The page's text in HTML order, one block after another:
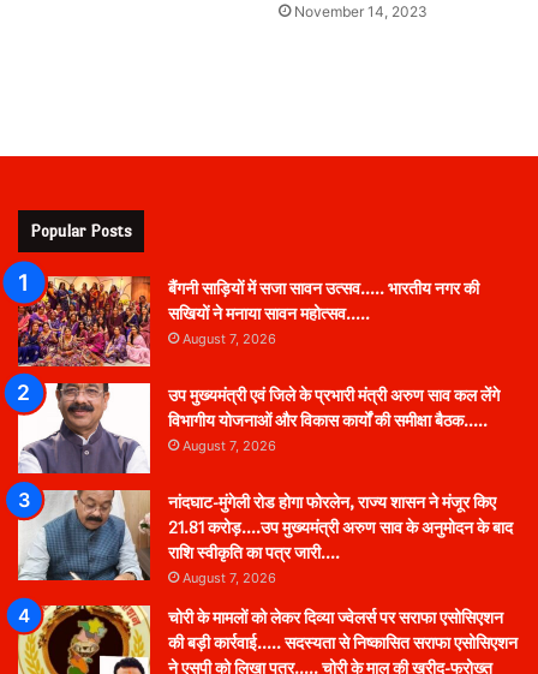
November 14, 2023
Popular Posts
बैंगनी साड़ियों में सजा सावन उत्सव….. भारतीय नगर की
सखियों ने मनाया सावन महोत्सव…..
August 7, 2026
उप मुख्यमंत्री एवं जिले के प्रभारी मंत्री अरुण साव कल लेंगे
विभागीय योजनाओं और विकास कार्यों की समीक्षा बैठक…..
August 7, 2026
नांदघाट-मुंगेली रोड होगा फोरलेन, राज्य शासन ने मंजूर किए
21.81 करोड़….उप मुख्यमंत्री अरुण साव के अनुमोदन के बाद
राशि स्वीकृति का पत्र जारी….
August 7, 2026
चोरी के मामलों को लेकर दिव्या ज्वेलर्स पर सराफा एसोसिएशन
की बड़ी कार्रवाई….. सदस्यता से निष्कासित सराफा एसोसिएशन
ने एसपी को लिखा पत्र….. चोरी के माल की खरीद-फरोख्त